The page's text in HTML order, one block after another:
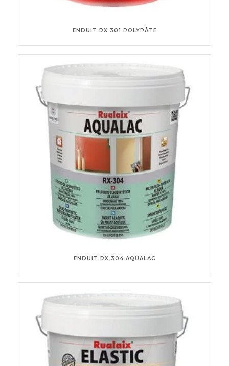
ENDUIT RX 301 POLYPÂTE
ENDUIT RX 304 AQUALAC